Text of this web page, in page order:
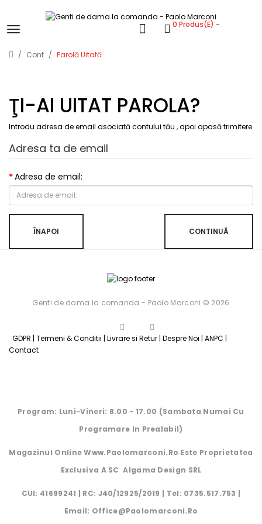
0 Produs(e) -
Cont Parolă Uitată
ŢI-AI UITAT PAROLA?
Introdu adresa de email asociată contului tău , apoi apasă trimitere
Adresa ta de email
Adresa de email:
ÎNAPOI
Genti de dama la comanda - Paolo Marconi © 2026
GDPR | Termeni & Conditii | Livrare si Retur | Despre Noi | ANPC |
Contact
Program: Luni-Vineri: 8.00 - 17.00 (Sambata Numai Cu
Programare In Prealabil)
Magazinul Online Www.paolomarconi.ro Este Proprietatea
Exclusiva A SC Algama Design SRL
CUI: 41699241 | RC: J40/12925/2019 | Tel: 0735.517.753 |
Email: Office@paolomarconi.ro